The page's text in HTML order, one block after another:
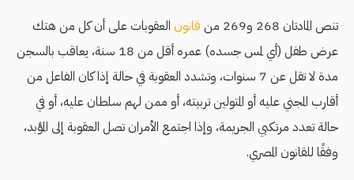
تنص المادتان 268 و269 من قانون العقوبات على أن كل من هتك
عرض طفل (أي لمس جسده) عمره أقل من 18 سنة، يعاقب بالسجن
مدة لا تقل عن 7 سنوات، وتشدد العقوبة في حالة إذا كان الفاعل من
أقارب المجني عليه أو المتولين تربيته، أو ممن لهم سلطان عليه، أو في
حالة تعدد مرتكبي الجريمة، وإذا اجتمع الأمران تصل العقوبة إلى المؤبد،
وفقًا للقانون المصري.